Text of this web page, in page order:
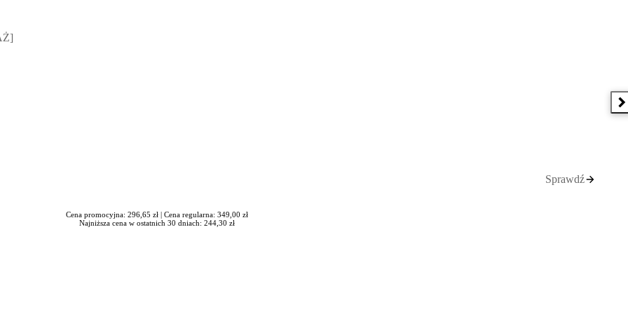
Jakubik, Rafał Prabucki - otwiera się w nowym oknie
Sprawdź
Cena promocyjna: 296,65 zł | Cena regularna: 349,00 zł
Najniższa cena w ostatnich 30 dniach: 244,30 zł